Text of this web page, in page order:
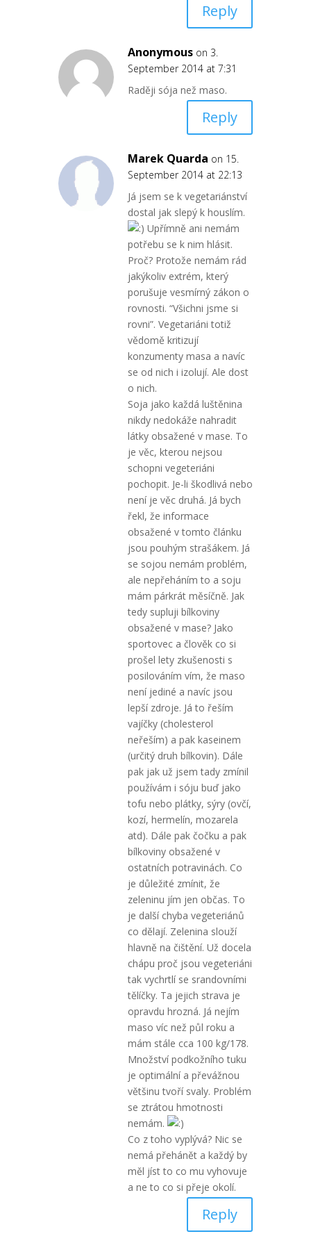
Reply
Anonymous on 3.
September 2014 at 7:31
Raději sója než maso.
Reply
Marek Quarda on 15.
September 2014 at 22:13
Já jsem se k vegetariánství
dostal jak slepý k houslím.
Upřímně ani nemám
potřebu se k nim hlásit.
Proč? Protože nemám rád
jakýkoliv extrém, který
porušuje vesmírný zákon o
rovnosti. “Všichni jsme si
rovni”. Vegetariáni totiž
vědomě kritizují
konzumenty masa a navíc
se od nich i izolují. Ale dost
o nich.
Soja jako každá luštěnina
nikdy nedokáže nahradit
látky obsažené v mase. To
je věc, kterou nejsou
schopni vegeteriáni
pochopit. Je-li škodlivá nebo
není je věc druhá. Já bych
řekl, že informace
obsažené v tomto článku
jsou pouhým strašákem. Já
se sojou nemám problém,
ale nepřeháním to a soju
mám párkrát měsíčně. Jak
tedy supluji bílkoviny
obsažené v mase? Jako
sportovec a člověk co si
prošel lety zkušenosti s
posilováním vím, že maso
není jediné a navíc jsou
lepší zdroje. Já to řeším
vajíčky (cholesterol
neřeším) a pak kaseinem
(určitý druh bílkovin). Dále
pak jak už jsem tady zmínil
používám i sóju buď jako
tofu nebo plátky, sýry (ovčí,
kozí, hermelín, mozarela
atd). Dále pak čočku a pak
bílkoviny obsažené v
ostatních potravinách. Co
je důležité zmínit, že
zeleninu jím jen občas. To
je další chyba vegeteriánů
co dělají. Zelenina slouží
hlavně na čištění. Už docela
chápu proč jsou vegeteriáni
tak vychrtlí se srandovními
tělíčky. Ta jejich strava je
opravdu hrozná. Já nejím
maso víc než půl roku a
mám stále cca 100 kg/178.
Množství podkožního tuku
je optimální a převážnou
většinu tvoří svaly. Problém
se ztrátou hmotnosti
nemám.
Co z toho vyplývá? Nic se
nemá přehánět a každý by
měl jíst to co mu vyhovuje
a ne to co si přeje okolí.
Reply